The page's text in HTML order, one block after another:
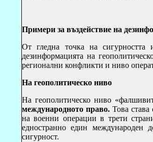
Примери за въздействие на
От гледна точка на сигурността
дезинформацията на
регионални конфликти и ниво
На геополитическо ниво
На геополитическо ниво
международното право. Това
на военни операции в трети
едностранно един международен
сигурност.